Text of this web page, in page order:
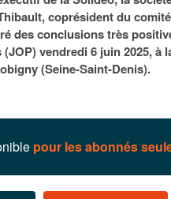
Paris, les cadres de la tech et de la
redessinent le marché de la location de
juillet 2026
Agne immobilier inaugure une
janvier 2026
Municipales
relancer
janvier 2026
Plus
coprésident du
des conclusions très
vendredi 6 juin 2025, à
(Seine-Saint-Denis).
pour les abonnés